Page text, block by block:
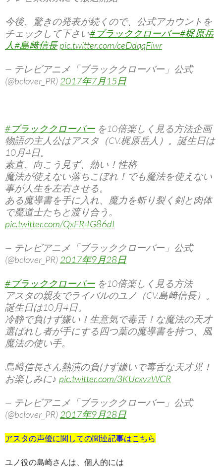
今後、驚きの発表が続くので、公式アカウントを
チェックして下さい#ブラッククローバー#梶原岳
人#島﨑信長 pic.twitter.com/ceDdqqFiwr
— テレビアニメ「ブラッククローバー」公式
(@bclover_PR) 2017年7月15日
#ブラッククローバーを10倍楽しく見る方法企画
物語の主人公はアスタ（CV.梶原岳人）。誕生日は
10月4日。
素直、向こう見ず、熱い！性格
魔法が使えない落ちこぼれ！でも魔法を使えない
事が人生を左右させる。
ある魔導書を手に入れ、魔力を斬り裂く剣と肉体
で魔道士たちと渡り合う。
pic.twitter.com/QxFR4G86dI
— テレビアニメ「ブラッククローバー」公式
(@bclover_PR) 2017年9月28日
#ブラッククローバーを10倍楽しく見る方法
アスタの親友でライバルのユノ（CV.島﨑信長）。
誕生日は10月4日。
冷静で負けず嫌い！生意気で毒舌！な魔法の天才
選ばれし者が手にする四つ葉の魔導書を持つ、風
魔法の使い手。
島﨑信長さん熱演の負けず嫌いで毒舌な天才児！
お楽しみに♪ pic.twitter.com/3KUcxvzWCR
— テレビアニメ「ブラッククローバー」公式
(@bclover_PR) 2017年9月28日
アスタの声優に関しての関連記事はこちら
ユノ役の島崎さんは、個人的には